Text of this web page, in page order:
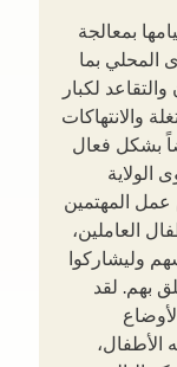
بمعالجة
المحلي بما
لكبار
والانتهاكات
بشكل فعال
المهتمين
العاملين،
وليشاركوا
بهم. لقد
الأطفال،